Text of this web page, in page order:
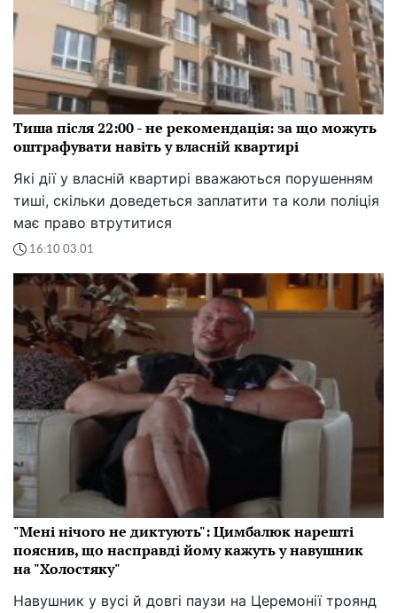
Тиша після 22:00 - не рекомендація: за що можуть
оштрафувати навіть у власній квартирі
Які дії у власній квартирі вважаються порушенням
тиші, скільки доведеться заплатити та коли поліція
має право втрутитися
16:10 03.01
"Мені нічого не диктують": Цимбалюк нарешті
пояснив, що насправді йому кажуть у навушник
на "Холостяку"
Навушник у вусі й довгі паузи на Церемонії троянд